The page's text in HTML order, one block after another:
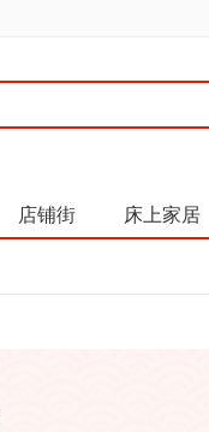
店铺街 床上家居